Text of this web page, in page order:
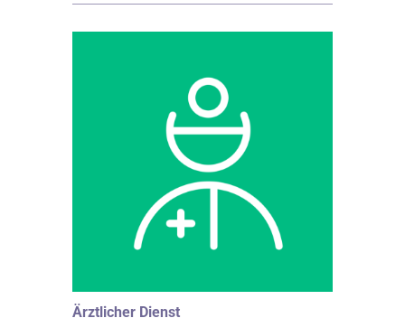
Ärztlicher Dienst